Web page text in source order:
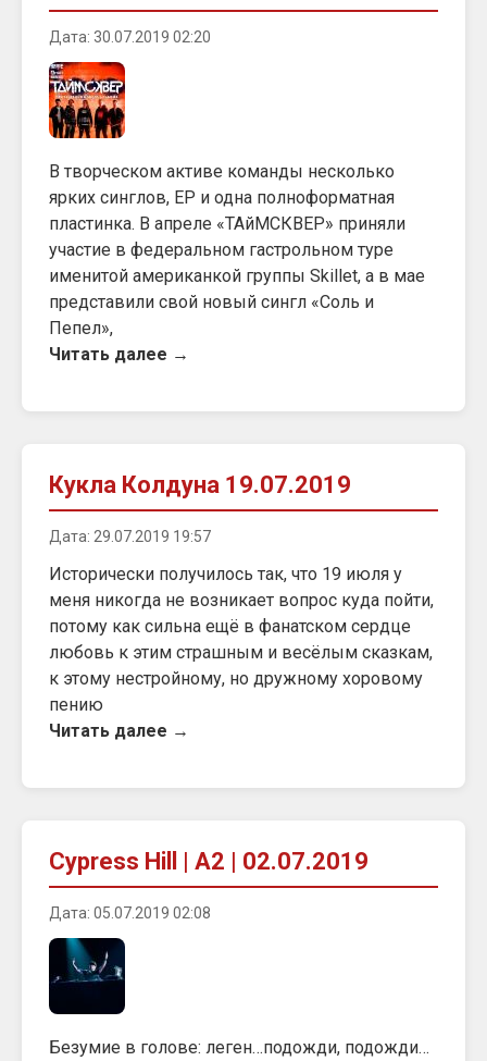
Дата: 30.07.2019 02:20
В творческом активе команды несколько
ярких синглов, ЕР и одна полноформатная
пластинка. В апреле «ТАйМСКВЕР» приняли
участие в федеральном гастрольном туре
именитой американкой группы Skillet, а в мае
представили свой новый сингл «Соль и
Пепел»,
Читать далее →
Кукла Колдуна 19.07.2019
Дата: 29.07.2019 19:57
Исторически получилось так, что 19 июля у
меня никогда не возникает вопрос куда пойти,
потому как сильна ещё в фанатском сердце
любовь к этим страшным и весёлым сказкам,
к этому нестройному, но дружному хоровому
пению
Читать далее →
Cypress Hill | A2 | 02.07.2019
Дата: 05.07.2019 02:08
Безумие в голове: леген…подожди, подожди…